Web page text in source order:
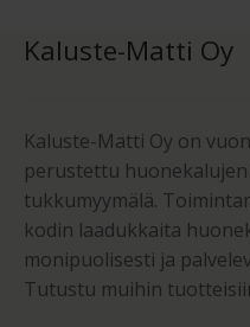
Kaluste-Matti Oy
Kaluste-Matti Oy on
perustettu
tukkumyymälä.
kodin laadukkaita
monipuolisesti ja
Tutustu muihin